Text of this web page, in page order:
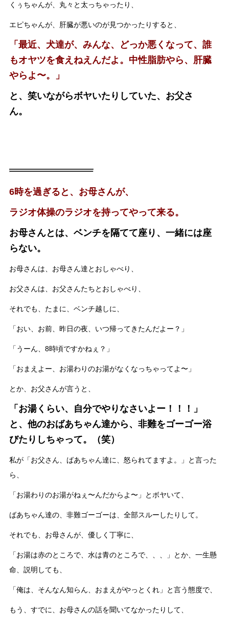
くぅちゃんが、丸々と太っちゃったり、
エピちゃんが、肝臓が悪いのが見つかったりすると、
「最近、犬達が、みんな、どっか悪くなって、誰
もオヤツを食えねえんだよ。中性脂肪やら、肝臓
やらよ〜。」
と、笑いながらボヤいたりしていた、お父さ
ん。
6時を過ぎると、お母さんが、
ラジオ体操のラジオを持ってやって来る。
お母さんとは、ベンチを隔てて座り、一緒には座
らない。
お母さんは、お母さん達とおしゃべり、
お父さんは、お父さんたちとおしゃべり、
それでも、たまに、ベンチ越しに、
「おい、お前、昨日の夜、いつ帰ってきたんだよー？」
「うーん、8時頃ですかねぇ？」
「おまえよー、お湯わりのお湯がなくなっちゃってよ〜」
とか、お父さんが言うと、
「お湯くらい、自分でやりなさいよー！！！」
と、他のおばあちゃん達から、非難をゴーゴー浴
びたりしちゃって。（笑）
私が「お父さん、ばあちゃん達に、怒られてますよ。」と言った
ら、
「お湯わりのお湯がねぇ〜んだからよ〜」とボヤいて、
ばあちゃん達の、非難ゴーゴーは、全部スルーしたりして。
それでも、お母さんが、優しく丁寧に、
「お湯は赤のところで、水は青のところで、、、」とか、一生懸
命、説明しても、
「俺は、そんなん知らん、おまえがやっとくれ」と言う態度で、
もう、すでに、お母さんの話を聞いてなかったりして、